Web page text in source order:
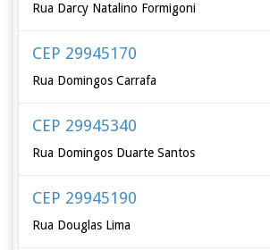
Rua Darcy Natalino Formigoni
CEP 29945170
Rua Domingos Carrafa
CEP 29945340
Rua Domingos Duarte Santos
CEP 29945190
Rua Douglas Lima